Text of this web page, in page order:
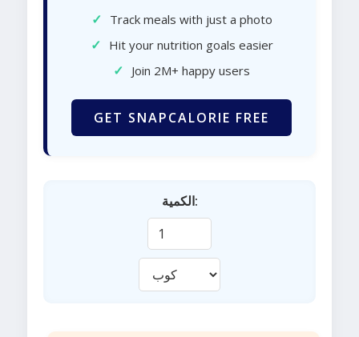
✓ Track meals with just a photo
✓ Hit your nutrition goals easier
✓ Join 2M+ happy users
GET SNAPCALORIE FREE
الكمية: